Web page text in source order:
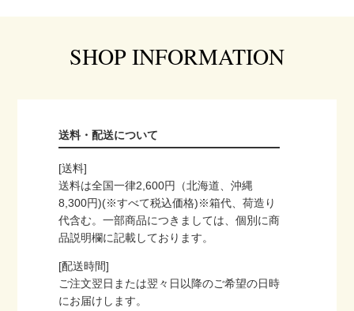
SHOP INFORMATION
送料・配送について
[送料]
送料は全国一律2,600円（北海道、沖縄
8,300円)(※すべて税込価格)※箱代、荷造り
代含む。一部商品につきましては、個別に商
品説明欄に記載しております。
[配送時間]
ご注文翌日または翌々日以降のご希望の日時
にお届けします。